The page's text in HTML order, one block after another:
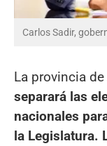
Carlos Sadir,
La provincia de
separará las
nacionales
la Legislatura.